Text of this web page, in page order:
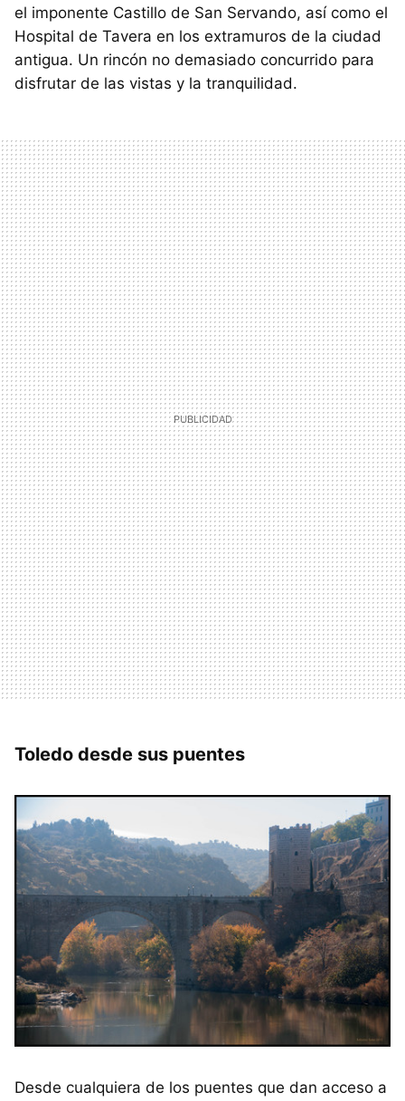
el imponente Castillo de San Servando, así como el
Hospital de Tavera en los extramuros de la ciudad
antigua. Un rincón no demasiado concurrido para
disfrutar de las vistas y la tranquilidad.
Toledo desde sus puentes
Desde cualquiera de los puentes que dan acceso a